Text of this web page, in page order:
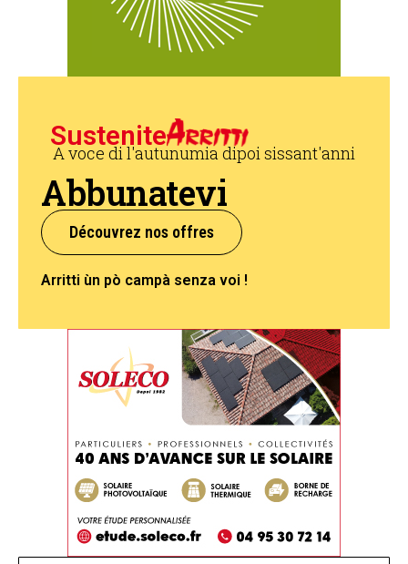
Sustenite
A voce di l'autunumia dipoi sissant'anni
Abbunatevi
Découvrez nos offres
Arritti ùn pò campà senza voi !